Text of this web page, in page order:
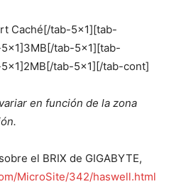
Caché[/tab-5×1][tab-
tab-5×1][tab-
tab-5×1][/tab-cont]
en función de la zona
el BRIX de GIGABYTE,
MicroSite/342/haswell.html